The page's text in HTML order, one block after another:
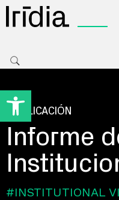
Open toolbar
PUBLICACIÓN
Informe
#INSTITUTIONAL